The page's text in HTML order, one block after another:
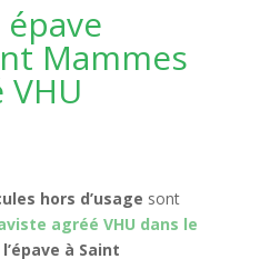
Mammes
hors d’usage sont
agréé VHU dans le
à Saint